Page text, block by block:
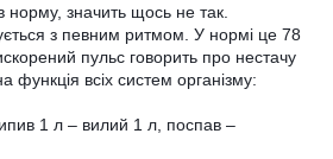
значить щось не так.
з певним ритмом. У нормі це 78
пульс говорить про нестачу
функція всіх систем організму:
1 л – вилий 1 л, поспав –